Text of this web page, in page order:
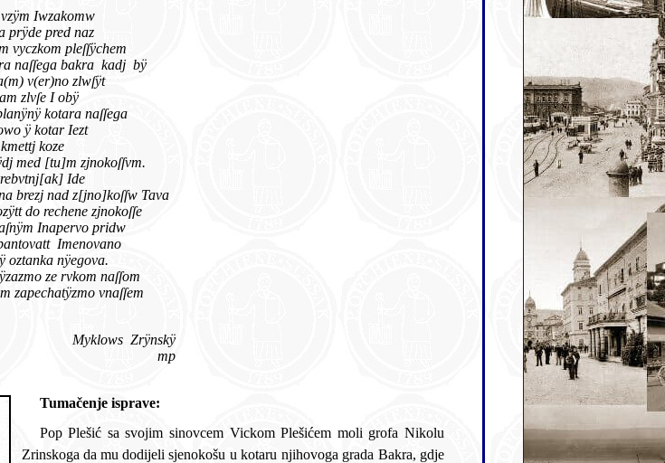
vzÿm Iwzakomw
prÿde pred naz
vyczkom pleſſÿchem
naſſega bakra kadj bÿ
v(er)no zlwſÿt
zlvſe I obÿ
kotara naſſega
ÿ kotar Iezt
koze
[tu]m zjnokoſſvm.
Ide
nad z[jno]koſſw Tava
do rechene zjnokoſſe
Inapervo pridw
Imenovano
nÿegova.
ze rvkom naſſom
vnaſſem
Myklows Zrÿnskÿ
mp
Tumačenje isprave:
Pop Plešić sa svojim sinovcem Vickom Plešićem moli grofa Nikolu
Zrinskoga da mu dodijeli sjenokošu u kotaru njihovoga grada Bakra, gdje